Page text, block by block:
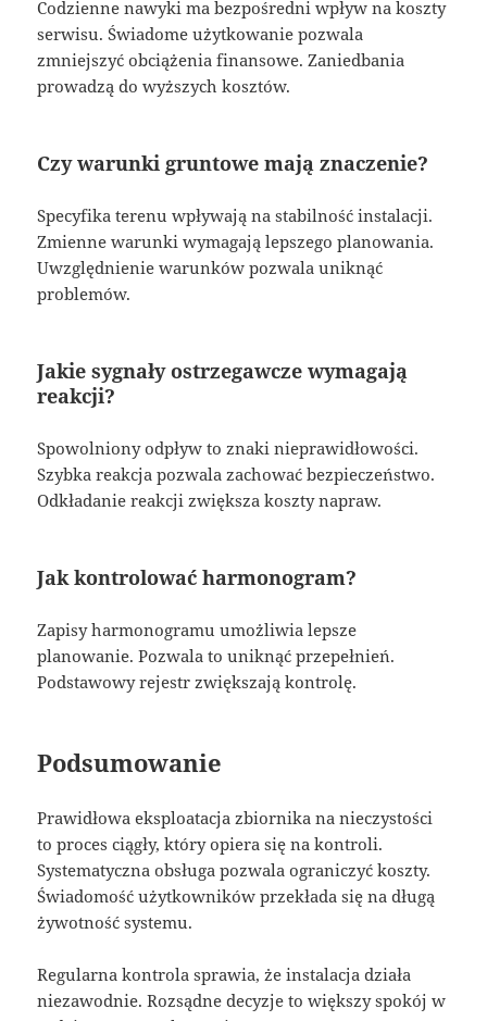
Codzienne nawyki ma bezpośredni wpływ na koszty
serwisu. Świadome użytkowanie pozwala
zmniejszyć obciążenia finansowe. Zaniedbania
prowadzą do wyższych kosztów.
Czy warunki gruntowe mają znaczenie?
Specyfika terenu wpływają na stabilność instalacji.
Zmienne warunki wymagają lepszego planowania.
Uwzględnienie warunków pozwala uniknąć
problemów.
Jakie sygnały ostrzegawcze wymagają
reakcji?
Spowolniony odpływ to znaki nieprawidłowości.
Szybka reakcja pozwala zachować bezpieczeństwo.
Odkładanie reakcji zwiększa koszty napraw.
Jak kontrolować harmonogram?
Zapisy harmonogramu umożliwia lepsze
planowanie. Pozwala to uniknąć przepełnień.
Podstawowy rejestr zwiększają kontrolę.
Podsumowanie
Prawidłowa eksploatacja zbiornika na nieczystości
to proces ciągły, który opiera się na kontroli.
Systematyczna obsługa pozwala ograniczyć koszty.
Świadomość użytkowników przekłada się na długą
żywotność systemu.
Regularna kontrola sprawia, że instalacja działa
niezawodnie. Rozsądne decyzje to większy spokój w